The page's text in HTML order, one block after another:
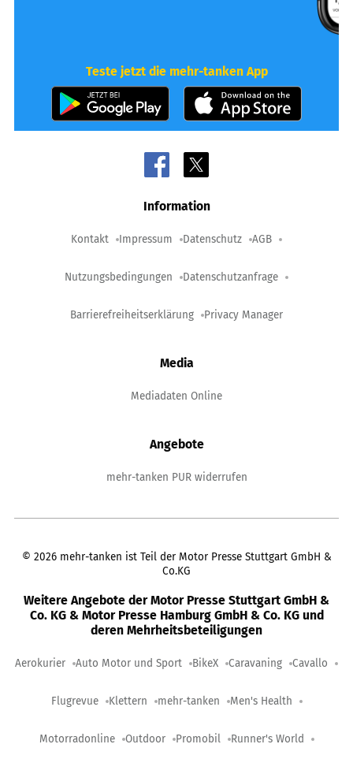
Teste jetzt die mehr-tanken App
Information
Kontakt Impressum Datenschutz AGB
Nutzungsbedingungen Datenschutzanfrage
Barrierefreiheitserklärung Privacy Manager
Media
Mediadaten Online
Angebote
mehr-tanken PUR widerrufen
© 2026 mehr-tanken ist Teil der Motor Presse Stuttgart GmbH &
Co.KG
Weitere Angebote der Motor Presse Stuttgart GmbH &
Co. KG & Motor Presse Hamburg GmbH & Co. KG und
deren Mehrheitsbeteiligungen
Aerokurier Auto Motor und Sport BikeX Caravaning Cavallo
Flugrevue Klettern mehr-tanken Men's Health
Motorradonline Outdoor Promobil Runner's World